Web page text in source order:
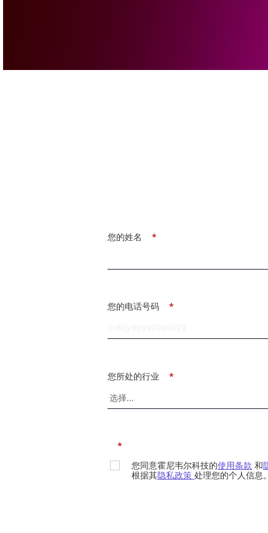
*
您的姓名
*
您的电话号码
*
您所处的行业
*
您同意霍尼韦尔科技的使用条款 和
根据其隐私政策 处理您的个人信息。